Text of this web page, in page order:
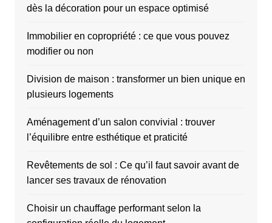
dès la décoration pour un espace optimisé
Immobilier en copropriété : ce que vous pouvez
modifier ou non
Division de maison : transformer un bien unique en
plusieurs logements
Aménagement d’un salon convivial : trouver
l’équilibre entre esthétique et praticité
Revêtements de sol : Ce qu’il faut savoir avant de
lancer ses travaux de rénovation
Choisir un chauffage performant selon la